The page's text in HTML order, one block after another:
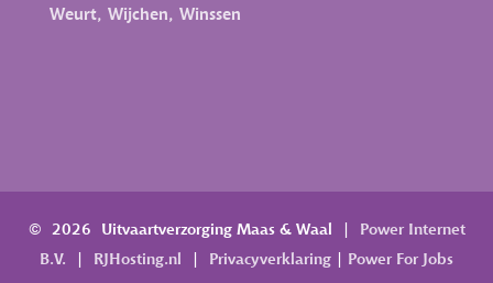
Weurt, Wijchen, Winssen
© 2026 Uitvaartverzorging Maas & Waal | Power Internet
B.V. | RJHosting.nl | Privacyverklaring | Power For Jobs